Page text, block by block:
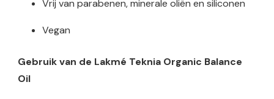
Vrij van parabenen, minerale oliën en siliconen
Vegan
Gebruik van de Lakmé Teknia Organic Balance
Oil